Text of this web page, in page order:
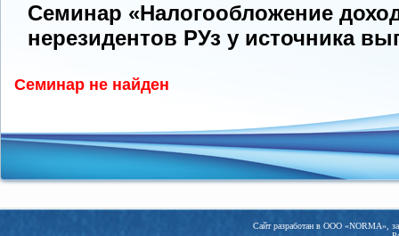
Семинар «Налогообложение
нерезидентов РУз у источника
Семинар не найден
Сайт разработан в ООО «NORMA»,